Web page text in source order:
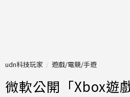
udn科技玩家 遊戲/電競/手遊
微軟公開「Xbox遊